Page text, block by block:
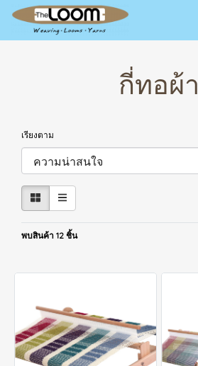
กี่ทอผ้า
เรียงตาม
พบสินค้า 12 ชิ้น